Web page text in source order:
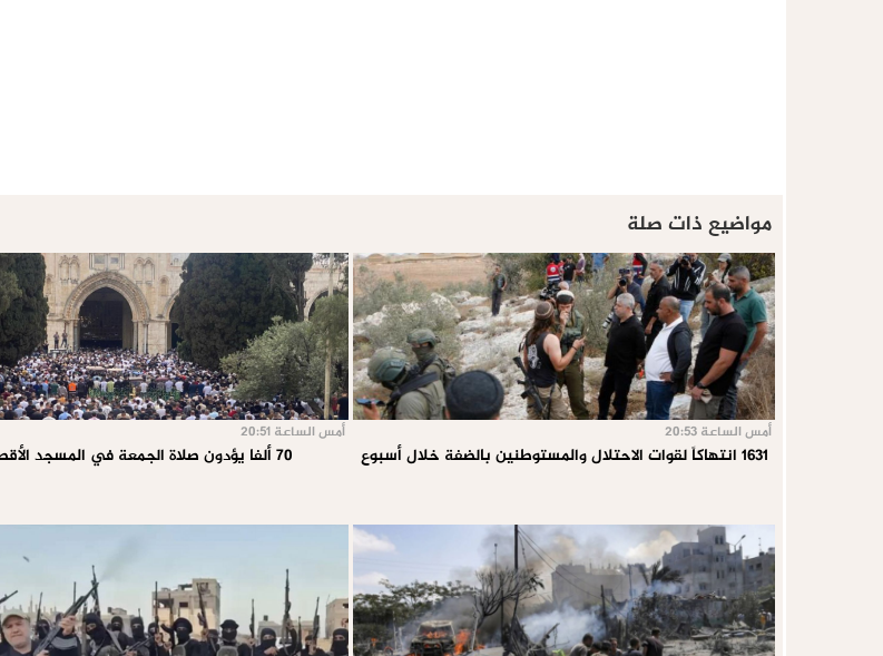
مواضيع ذات صلة
أمس الساعة 20:53
1631 انتهاكاً لقوات الاحتلال والمستوطنين بالضفة خلال أسبوع
أمس الساعة 20:51
70 ألفا يؤدون صلاة الجمعة في المسجد الأقصى